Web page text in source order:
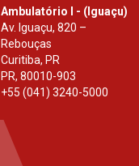
Ambulatório I - (Iguaçu)
Av. Iguaçu, 820 –
Rebouças
Curitiba, PR
PR, 80010-903
+55 (041) 3240-5000